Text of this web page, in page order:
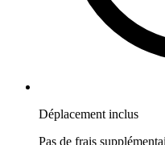
Déplacement inclus
Pas de frais